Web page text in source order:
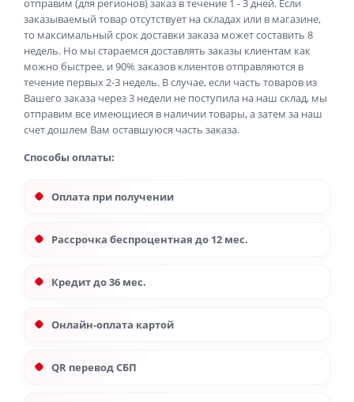
отправим (для регионов) заказ в течение 1 - 3 дней. Если
заказываемый товар отсутствует на складах или в магазине,
то максимальный срок доставки заказа может составить 8
недель. Но мы стараемся доставлять заказы клиентам как
можно быстрее, и 90% заказов клиентов отправляются в
течение первых 2-3 недель. В случае, если часть товаров из
Вашего заказа через 3 недели не поступила на наш склад, мы
отправим все имеющиеся в наличии товары, а затем за наш
счет дошлем Вам оставшуюся часть заказа.
Способы оплаты:
Оплата при получении
Рассрочка беспроцентная до 12 мес.
Кредит до 36 мес.
Онлайн-оплата картой
QR перевод СБП